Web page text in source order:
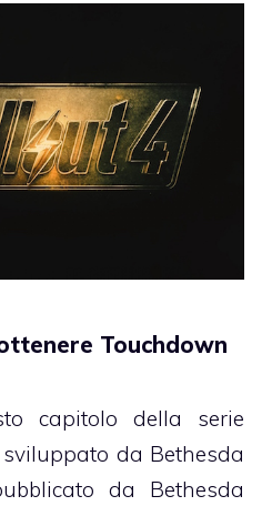
Touchdown
capitolo della serie
da Bethesda
da Bethesda